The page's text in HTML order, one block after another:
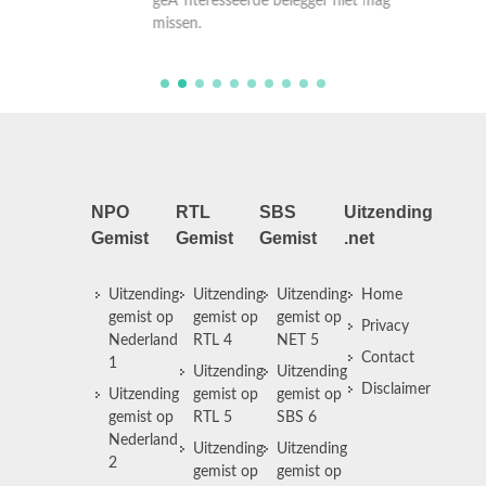
NPO
Gemist
Uitzending
gemist op
Nederland
1
Uitzending
gemist op
Nederland
2
RTL
Gemist
Uitzending
gemist op
RTL 4
Uitzending
gemist op
RTL 5
Uitzending
gemist op
SBS
Gemist
Uitzending
gemist op
NET 5
Uitzending
gemist op
SBS 6
Uitzending
gemist op
Uitzending
.net
Home
Privacy
Contact
Disclaimer